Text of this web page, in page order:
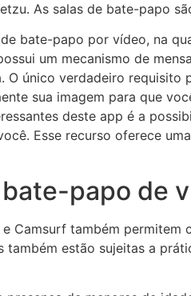
As salas de bate-papo
bate-papo por vídeo, na
um mecanismo de
O único verdadeiro
sua imagem para que
deste app é a
Esse recurso oferece
papo de
Camsurf também
também estão sujeitas a